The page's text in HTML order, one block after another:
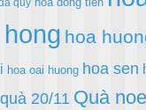
quy
hoa
hoa oai huong hoa sen
quà 20/11 Quà